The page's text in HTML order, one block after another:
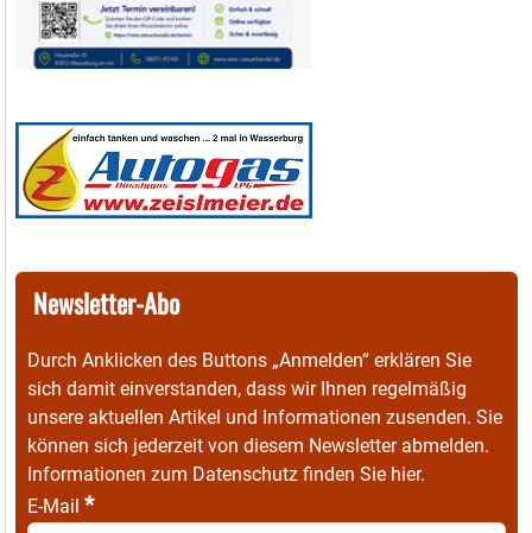
Newsletter-Abo
Durch Anklicken des Buttons „Anmelden“ erklären Sie
sich damit einverstanden, dass wir Ihnen regelmäßig
unsere aktuellen Artikel und Informationen zusenden. Sie
können sich jederzeit von diesem Newsletter abmelden.
Informationen zum Datenschutz finden Sie hier.
E-Mail *